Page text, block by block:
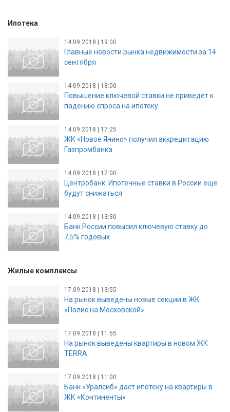
Ипотека
14.09.2018 | 19:00
Главные новости рынка недвижимости за 14
сентября
14.09.2018 | 18:00
Повышение ключевой ставки не приведет к
падению спроса на ипотеку
14.09.2018 | 17:25
ЖК «Новое Янино» получил аккредитацию
Газпромбанка
14.09.2018 | 17:00
Центробанк: Ипотечные ставки в России еще
будут снижаться
14.09.2018 | 13:30
Банк России повысил ключевую ставку до
7,5% годовых
Жилые комплексы
17.09.2018 | 13:55
На рынок выведены новые секции в ЖК
«Полис на Московской»
17.09.2018 | 11:55
На рынок выведены квартиры в новом ЖК
TERRA
17.09.2018 | 11:00
Банк «Уралсиб» даст ипотеку на квартиры в
ЖК «Континенты»